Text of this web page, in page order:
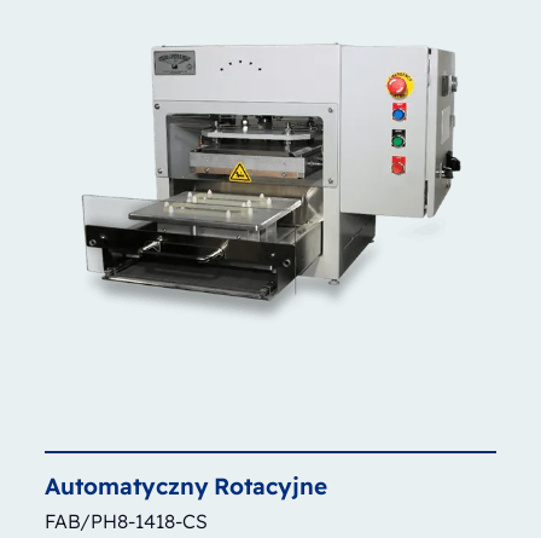
Automatyczny Rotacyjne
FAB/PH8-1418-CS